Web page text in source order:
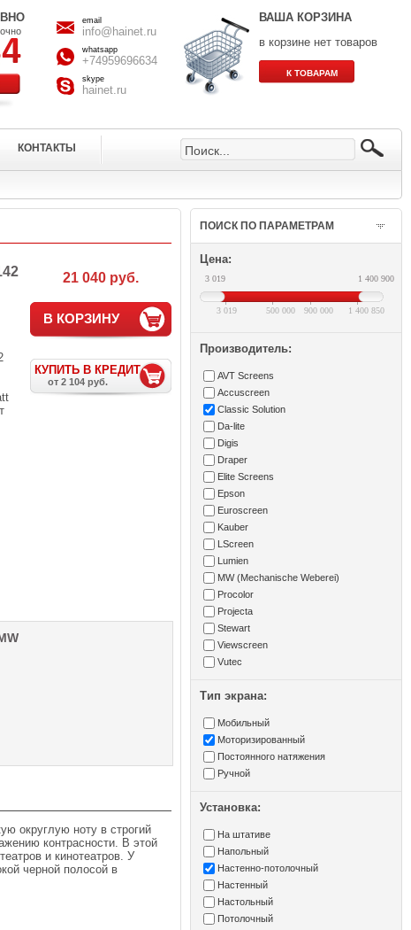
email
info@hainet.ru
whatsapp
+74959696634
skype
hainet.ru
ВАША КОРЗИНА
в корзине нет товаров
КОНТАКТЫ
21 040 руб.
В КОРЗИНУ
КУПИТЬ В КРЕДИТ
от 2 104 руб.
округлую ноту в строгий
контрасности. В этой
и кинотеатров. У
черной полосой в
ПОИСК ПО ПАРАМЕТРАМ
Цена:
3 019 1 400 900
3 019 1 400 850
500 000 900 000
Производитель:
AVT Screens
Accuscreen
Classic Solution
Da-lite
Digis
Draper
Elite Screens
Epson
Euroscreen
Kauber
LScreen
Lumien
MW (Mechanische Weberei)
Procolor
Projecta
Stewart
Viewscreen
Vutec
Тип экрана:
Мобильный
Моторизированный
Постоянного натяжения
Ручной
Установка:
На штативе
Напольный
Настенно-потолочный
Настенный
Настольный
Потолочный